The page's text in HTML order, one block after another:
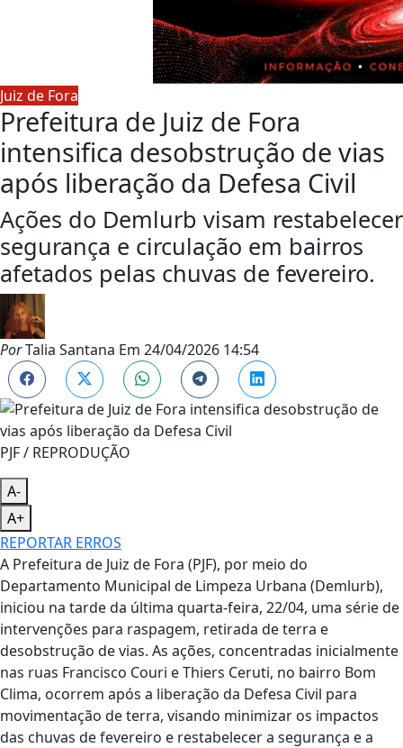
Juiz de Fora
Prefeitura de Juiz de Fora
intensifica desobstrução de vias
após liberação da Defesa Civil
Ações do Demlurb visam restabelecer
segurança e circulação em bairros
afetados pelas chuvas de fevereiro.
PorTalia Santana Em 24/04/2026 14:54
PJF / REPRODUÇÃO
A-
A+
REPORTAR ERROS
A Prefeitura de Juiz de Fora (PJF), por meio do
Departamento Municipal de Limpeza Urbana (Demlurb),
iniciou na tarde da última quarta-feira, 22/04, uma série de
intervenções para raspagem, retirada de terra e
desobstrução de vias. As ações, concentradas inicialmente
nas ruas Francisco Couri e Thiers Ceruti, no bairro Bom
Clima, ocorrem após a liberação da Defesa Civil para
movimentação de terra, visando minimizar os impactos
das chuvas de fevereiro e restabelecer a segurança e a